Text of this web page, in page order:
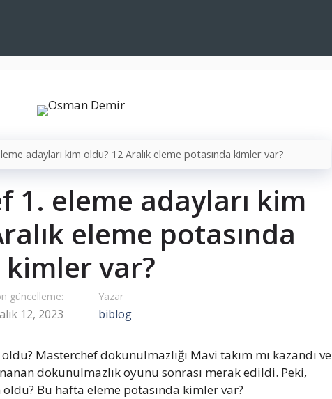
adayları kim oldu? 12 Aralık eleme potasında kimler var?
1. eleme adayları kim
eleme potasında
kimler var?
güncelleme:
12, 2023
Yazar
biblog
Masterchef dokunulmazlığı Mavi takım mı kazandı ve
dokunulmazlık oyunu sonrası merak edildi. Peki,
Bu hafta eleme potasında kimler var?